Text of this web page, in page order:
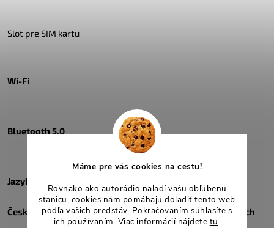
Máme pre vás cookies na cestu!
Rovnako ako autorádio naladí vašu obľúbenú
stanicu, cookies nám pomáhajú doladiť tento web
podľa vašich predstáv. Pokračovaním súhlasíte s
ich používaním. Viac informácií nájdete tu.
Slot pre SIM kartu
Wi-Fi
Bluetooth 5.0
Jazyk android menu:
Český/Anglický/Slovenský/Poľský/Ruský a mnoho ďalších